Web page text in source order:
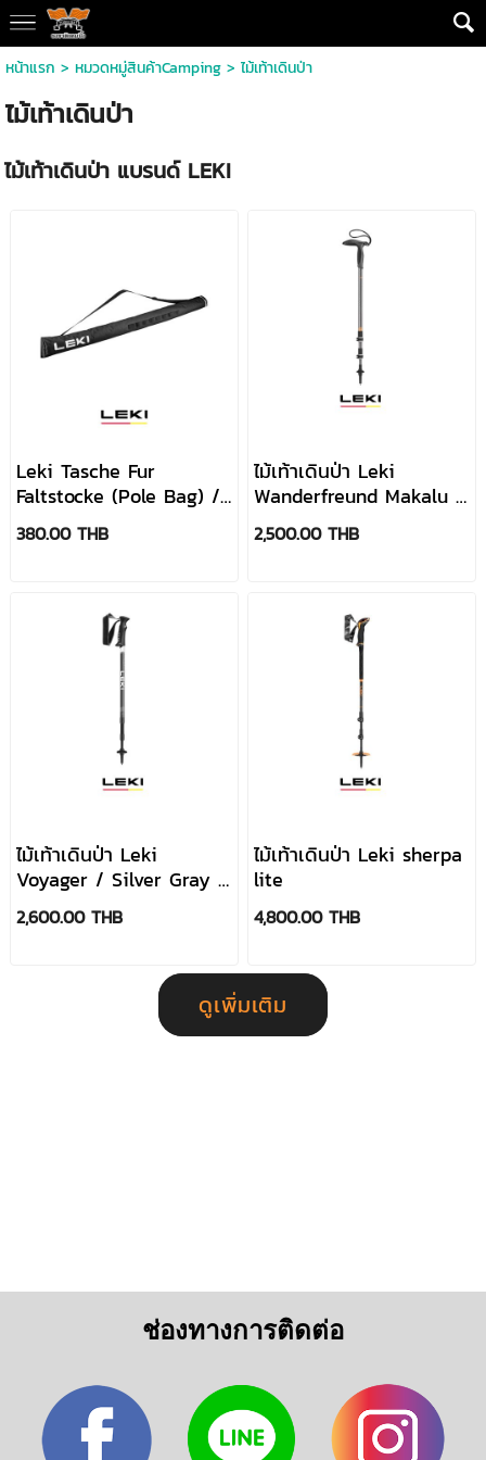
หน้าแรก > หมวดหมู่สินค้าCamping > ไม้เท้าเดินป่า
ไม้เท้าเดินป่า
ไม้เท้าเดินป่า แบรนด์ LEKI
Leki Tasche Fur
Faltstocke (Pole Bag) /
Black - White กระเป๋า
380.00 THB
ไม้เท้าเดินป่า Leki
Wanderfreund Makalu /
Gunmetal
2,500.00 THB
ไม้เท้าเดินป่า Leki
Voyager / Silver Gray -
White
2,600.00 THB
ไม้เท้าเดินป่า Leki sherpa
lite
4,800.00 THB
ดูเพิ่มเติม
ช่องทางการติดต่อ